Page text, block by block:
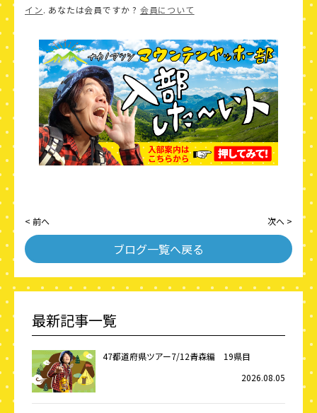
イン. あなたは会員ですか ? 会員について
< 前へ
ブログ一覧へ戻る
次へ >
最新記事一覧
47都道府県ツアー7/12青森編 19県目
2026.08.05